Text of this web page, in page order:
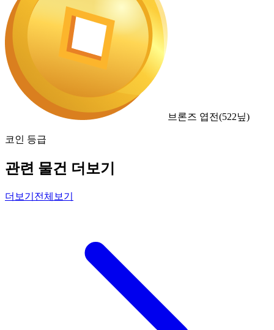
브론즈 엽전(522닢)
코인 등급
관련 물건 더보기
더보기 전체보기